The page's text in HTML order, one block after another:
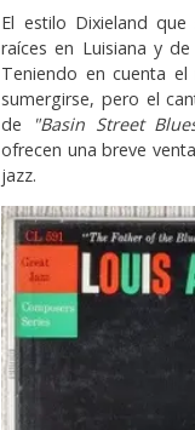
El estilo Dixieland
raíces en Luisiana y
Teniendo en cuenta
sumergirse, pero el
de
"Basin Street
ofrecen una breve
jazz.